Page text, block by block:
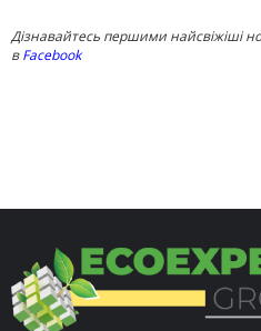
Дізнавайтесь першими найсвіжіші
вFacebook